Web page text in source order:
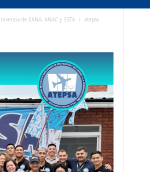
de EANA, ANAC y SSTA atepsa